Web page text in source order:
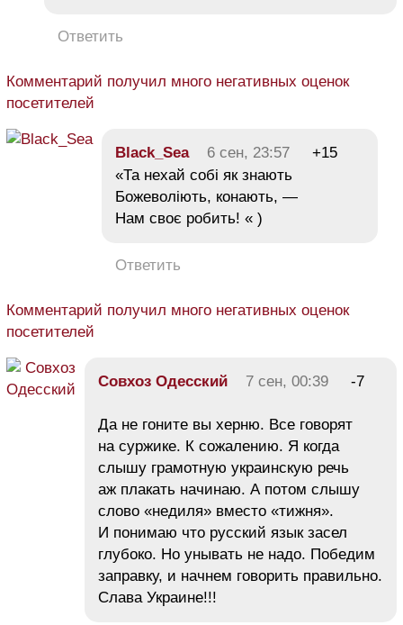
Ответить
Комментарий получил много негативных оценок
посетителей
Black_Sea 6 сен, 23:57
+15
«Та нехай собі як знають
Божеволіють, конають, —
Нам своє робить! « )
Ответить
Комментарий получил много негативных оценок
посетителей
Совхоз Одесский 7 сен, 00:39 -7
Да не гоните вы херню. Все говорят
на суржике. К сожалению. Я когда
слышу грамотную украинскую речь
аж плакать начинаю. А потом слышу
слово «недиля» вместо «тижня».
И понимаю что русский язык засел
глубоко. Но унывать не надо. Победим
заправку, и начнем говорить правильно.
Слава Украине!!!